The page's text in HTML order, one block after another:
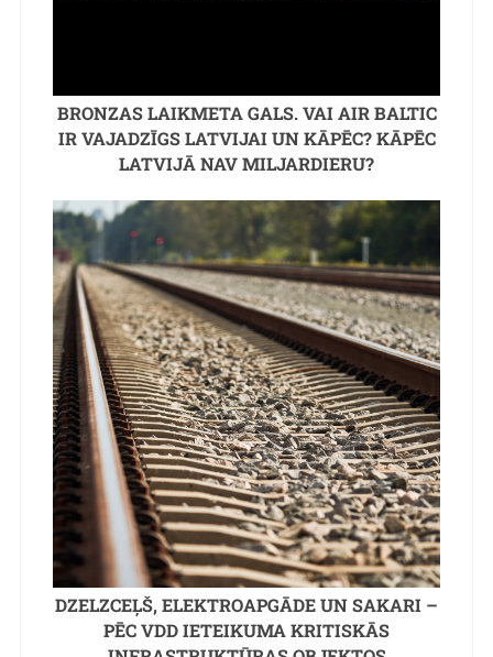
BRONZAS LAIKMETA GALS. VAI AIR BALTIC
IR VAJADZĪGS LATVIJAI UN KĀPĒC? KĀPĒC
LATVIJĀ NAV MILJARDIERU?
DZELZCEĻŠ, ELEKTROAPGĀDE UN SAKARI –
PĒC VDD IETEIKUMA KRITISKĀS